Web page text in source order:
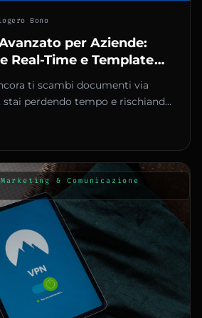
Bono
per Aziende:
Real-Time e Template
Ore
ti scambi documenti via
perdendo tempo e rischiando
& Comunicazione